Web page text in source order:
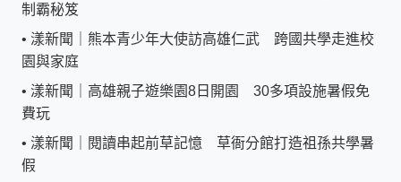
制霸秘笈
• 漾新聞｜熊本青少年大使訪高雄仁武 跨國共學走進校
園與家庭
• 漾新聞｜高雄親子遊樂園8日開園 30多項設施暑假免
費玩
• 漾新聞｜閱讀串起前草記憶 草衙分館打造祖孫共學暑
假